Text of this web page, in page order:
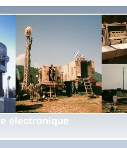
électronique